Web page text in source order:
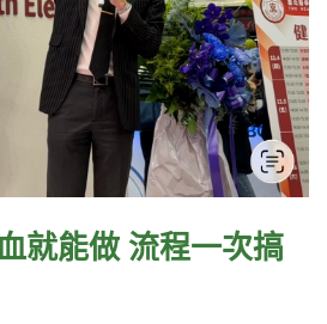
就能做 流程一次搞